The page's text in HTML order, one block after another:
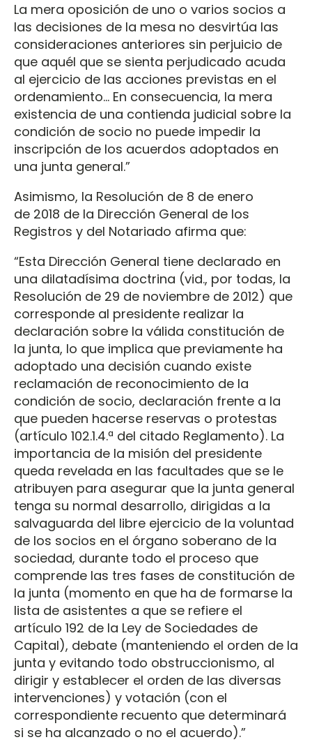
La mera oposición de uno o varios socios a
las decisiones de la mesa no desvirtúa las
consideraciones anteriores sin perjuicio de
que aquél que se sienta perjudicado acuda
al ejercicio de las acciones previstas en el
ordenamiento... En consecuencia, la mera
existencia de una contienda judicial sobre la
condición de socio no puede impedir la
inscripción de los acuerdos adoptados en
una junta general.”
Asimismo, la Resolución de 8 de enero
de 2018 de la Dirección General de los
Registros y del Notariado afirma que:
“Esta Dirección General tiene declarado en
una dilatadísima doctrina (vid., por todas, la
Resolución de 29 de noviembre de 2012) que
corresponde al presidente realizar la
declaración sobre la válida constitución de
la junta, lo que implica que previamente ha
adoptado una decisión cuando existe
reclamación de reconocimiento de la
condición de socio, declaración frente a la
que pueden hacerse reservas o protestas
(artículo 102.1.4.ª del citado Reglamento). La
importancia de la misión del presidente
queda revelada en las facultades que se le
atribuyen para asegurar que la junta general
tenga su normal desarrollo, dirigidas a la
salvaguarda del libre ejercicio de la voluntad
de los socios en el órgano soberano de la
sociedad, durante todo el proceso que
comprende las tres fases de constitución de
la junta (momento en que ha de formarse la
lista de asistentes a que se refiere el
artículo 192 de la Ley de Sociedades de
Capital), debate (manteniendo el orden de la
junta y evitando todo obstruccionismo, al
dirigir y establecer el orden de las diversas
intervenciones) y votación (con el
correspondiente recuento que determinará
si se ha alcanzado o no el acuerdo).”